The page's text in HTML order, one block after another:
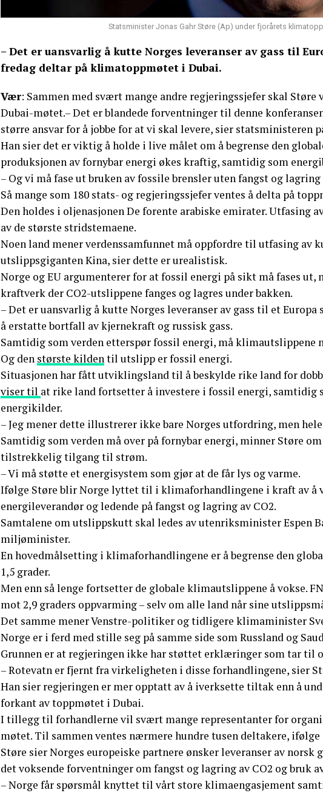
Statsminister Jonas Gahr Støre (Ap) under fjorårets
– Det er uansvarlig å kutte Norges leveranser av gass til
fredag deltar på klimatoppmøtet i Dubai.
Vær: Sammen med svært mange andre regjeringssjefer skal
Dubai-møtet.– Det er blandede forventninger til denne
større ansvar for å jobbe for at vi skal levere, sier statsministeren
Han sier det er viktig å holde i live målet om å begrense den
produksjonen av fornybar energi økes kraftig, samtidig som
– Og vi må fase ut bruken av fossile brensler uten fangst og lagring
Så mange som 180 stats- og regjeringssjefer ventes å delta på
Den holdes i oljenasjonen De forente arabiske emirater. Utfasing
av de største stridstemaene.
Noen land mener verdenssamfunnet må oppfordre til utfasing av
utslippsgiganten Kina, sier dette er urealistisk.
Norge og EU argumenterer for at fossil energi på sikt må fases ut,
kraftverk der CO2-utslippene fanges og lagres under bakken.
– Det er uansvarlig å kutte Norges leveranser av gass til et
å erstatte bortfall av kjernekraft og russisk gass.
Samtidig som verden etterspør fossil energi, må klimautslippene
Og den største kildentil utslipp er fossil energi.
Situasjonen har fått utviklingsland til å beskylde rike land for
viser til at rike land fortsetter å investere i fossil energi, samtidig
energikilder.
– Jeg mener dette illustrerer ikke bare Norges utfordring, men
Samtidig som verden må over på fornybar energi, minner Støre
tilstrekkelig tilgang til strøm.
– Vi må støtte et energisystem som gjør at de får lys og varme.
Ifølge Støre blir Norge lyttet til i klimaforhandlingene i kraft av å
energileverandør og ledende på fangst og lagring av CO2.
Samtalene om utslippskutt skal ledes av utenriksminister Espen
miljøminister.
En hovedmålsetting i klimaforhandlingene er å begrense den
1,5 grader.
Men enn så lenge fortsetter de globale klimautslippene å vokse.
mot 2,9 graders oppvarming – selv om alle land når sine
Det samme mener Venstre-politiker og tidligere klimaminister
Norge er i ferd med stille seg på samme side som Russland og
Grunnen er at regjeringen ikke har støttet erklæringer som tar til
– Rotevatn er fjernt fra virkeligheten i disse forhandlingene, sier
Han sier regjeringen er mer opptatt av å iverksette tiltak enn å
forkant av toppmøtet i Dubai.
I tillegg til forhandlerne vil svært mange representanter for
møtet. Til sammen ventes nærmere hundre tusen deltakere, ifølge
Støre sier Norges europeiske partnere ønsker leveranser av norsk
det voksende forventninger om fangst og lagring av CO2 og bruk
– Norge får spørsmål knyttet til vårt store klimaengasjement